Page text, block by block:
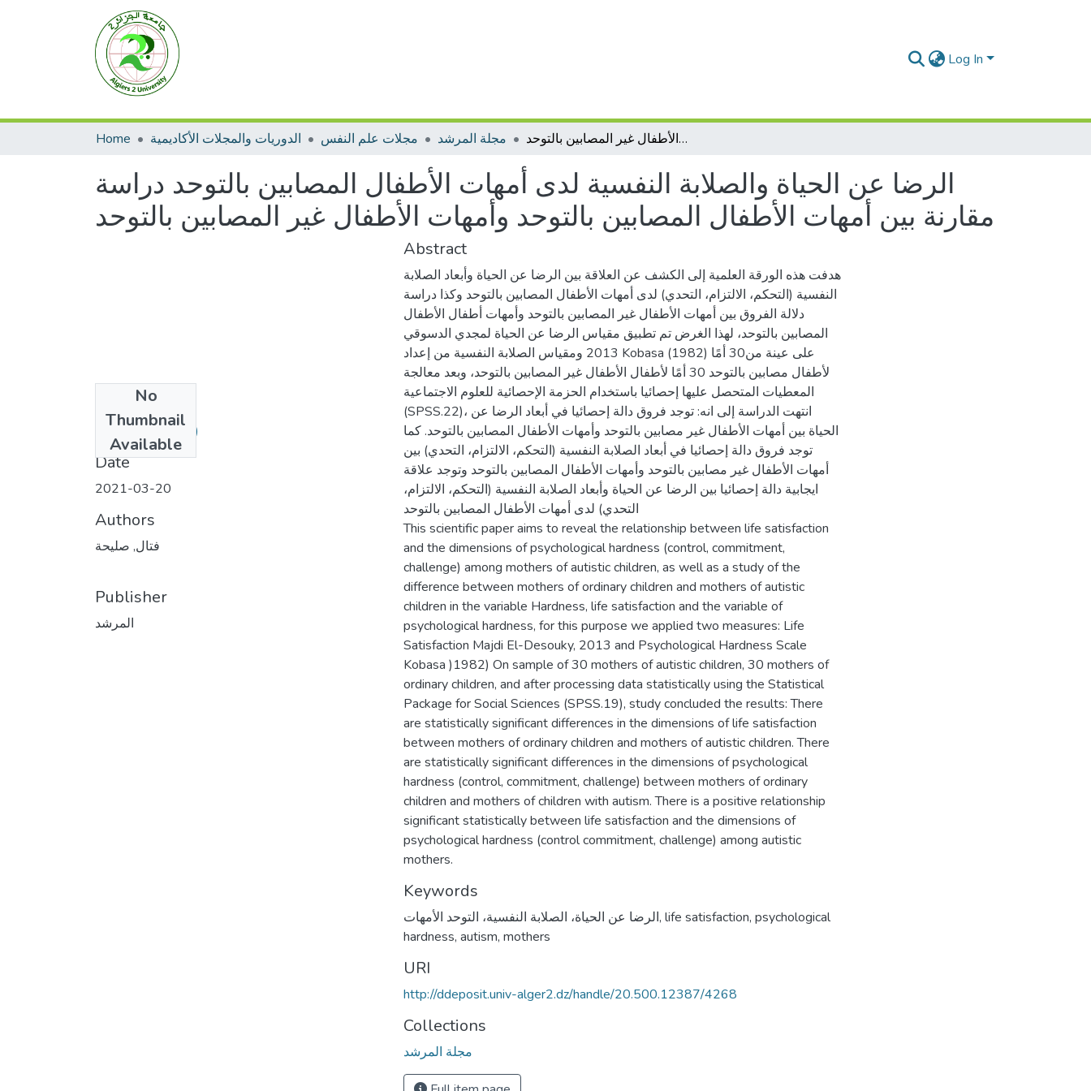
Log In
Home الدوريات والمجلات الأكاديمية مجلات علم النفس مجلة المرشد الرضا عن الحياة والصلابة النفسية لدى أمهات الأطفال المصابين بالتوحد دراسة مقارنة بين أمهات الأطفال المصابين بالتوحد وأمهات الأطفال غير المصابين بالتوحد
الرضا عن الحياة والصلابة النفسية لدى أمهات الأطفال المصابين بالتوحد دراسة
مقارنة بين أمهات الأطفال المصابين بالتوحد وأمهات الأطفال غير المصابين بالتوحد
No
Thumbnail
Available
3.pdf(315.61 KB)
Date
2021-03-20
Authors
فتال, صليحة
Publisher
المرشد
Abstract
هدفت هذه الورقة العلمية إلى الكشف عن العلاقة بين الرضا عن الحياة وأبعاد الصلابة
النفسية (التحكم، الالتزام، التحدي) لدى أمهات الأطفال المصابين بالتوحد وكذا دراسة
دلالة الفروق بين أمهات الأطفال غير المصابين بالتوحد وأمهات أطفال الأطفال
المصابين بالتوحد، لهذا الغرض تم تطبيق مقياس الرضا عن الحياة لمجدي الدسوقي
2013 ومقياس الصلابة النفسية من إعداد Kobasa (1982) على عينة من30 أمًا
لأطفال مصابين بالتوحد 30 أمًا لأطفال الأطفال غير المصابين بالتوحد، وبعد معالجة
المعطيات المتحصل عليها إحصائيا باستخدام الحزمة الإحصائية للعلوم الاجتماعية
(SPSS.22)، انتهت الدراسة إلى انه: توجد فروق دالة إحصائيا في أبعاد الرضا عن
الحياة بين أمهات الأطفال غير مصابين بالتوحد وأمهات الأطفال المصابين بالتوحد. كما
توجد فروق دالة إحصائيا في أبعاد الصلابة النفسية (التحكم، الالتزام، التحدي) بين
أمهات الأطفال غير مصابين بالتوحد وأمهات الأطفال المصابين بالتوحد وتوجد علاقة
ايجابية دالة إحصائيا بين الرضا عن الحياة وأبعاد الصلابة النفسية (التحكم، الالتزام،
التحدي) لدى أمهات الأطفال المصابين بالتوحد
This scientific paper aims to reveal the relationship between life satisfaction
and the dimensions of psychological hardness (control, commitment,
challenge) among mothers of autistic children, as well as a study of the
difference between mothers of ordinary children and mothers of autistic
children in the variable Hardness, life satisfaction and the variable of
psychological hardness, for this purpose we applied two measures: Life
Satisfaction Majdi El-Desouky, 2013 and Psychological Hardness Scale
Kobasa )1982) On sample of 30 mothers of autistic children, 30 mothers of
ordinary children, and after processing data statistically using the Statistical
Package for Social Sciences (SPSS.19), study concluded the results: There
are statistically significant differences in the dimensions of life satisfaction
between mothers of ordinary children and mothers of autistic children. There
are statistically significant differences in the dimensions of psychological
hardness (control, commitment, challenge) between mothers of ordinary
children and mothers of children with autism. There is a positive relationship
significant statistically between life satisfaction and the dimensions of
psychological hardness (control commitment, challenge) among autistic
mothers.
Keywords
الرضا عن الحياة، الصلابة النفسية، التوحد الأمهات, life satisfaction, psychological
hardness, autism, mothers
URI
http://ddeposit.univ-alger2.dz/handle/20.500.12387/4268
Collections
مجلة المرشد